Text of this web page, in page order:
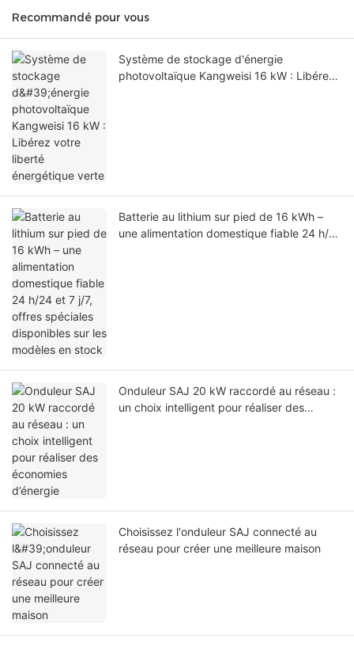
Recommandé pour vous
Système de stockage d'énergie
photovoltaïque Kangweisi 16 kW : Libérez
Batterie au lithium sur pied de 16 kWh –
une alimentation domestique fiable 24 h/24
Onduleur SAJ 20 kW raccordé au réseau :
un choix intelligent pour réaliser des
Choisissez l'onduleur SAJ connecté au
réseau pour créer une meilleure maison